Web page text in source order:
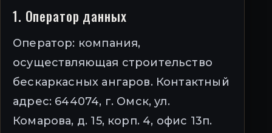
1. Оператор данных
Оператор: компания,
осуществляющая строительство
бескаркасных ангаров. Контактный
адрес: 644074, г. Омск, ул.
Комарова, д. 15, корп. 4, офис 13п.